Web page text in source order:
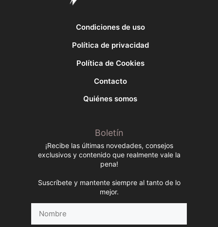
Condiciones de uso
Política de privacidad
Política de Cookies
Contacto
Quiénes somos
Boletín
¡Recibe las últimas novedades, consejos
exclusivos y contenido que realmente vale la
pena!
Suscríbete y mantente siempre al tanto de lo
mejor.